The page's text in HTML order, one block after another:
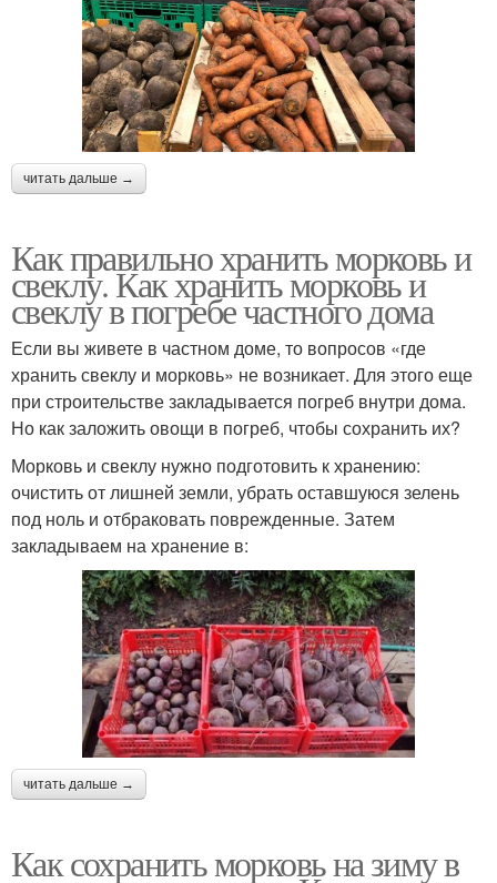
читать дальше →
Как правильно хранить морковь и
свеклу. Как хранить морковь и
свеклу в погребе частного дома
Если вы живете в частном доме, то вопросов «где
хранить свеклу и морковь» не возникает. Для этого еще
при строительстве закладывается погреб внутри дома.
Но как заложить овощи в погреб, чтобы сохранить их?
Морковь и свеклу нужно подготовить к хранению:
очистить от лишней земли, убрать оставшуюся зелень
под ноль и отбраковать поврежденные. Затем
закладываем на хранение в:
читать дальше →
Как сохранить морковь на зиму в